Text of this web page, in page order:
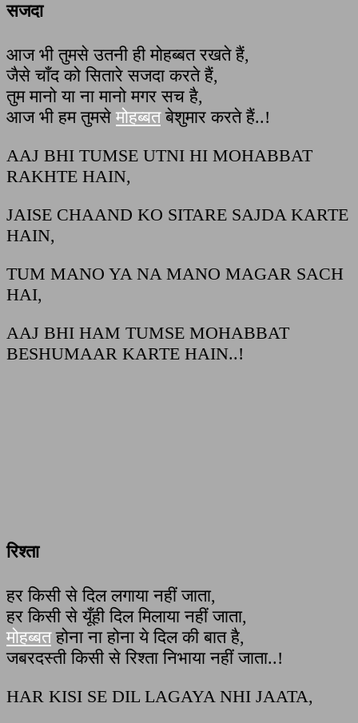
सजदा
आज भी तुमसे उतनी ही मोहब्बत रखते हैं,
जैसे चाँद को सितारे सजदा करते हैं,
तुम मानो या ना मानो मगर सच है,
आज भी हम तुमसे मोहब्बतबेशुमार करते हैं..!
AAJ BHI TUMSE UTNI HI MOHABBAT
RAKHTE HAIN,
JAISE CHAAND KO SITARE SAJDA KARTE
HAIN,
TUM MANO YA NA MANO MAGAR SACH
HAI,
AAJ BHI HAM TUMSE MOHABBAT
BESHUMAAR KARTE HAIN..!
रिश्ता
हर किसी से दिल लगाया नहीं जाता,
हर किसी से यूँही दिल मिलाया नहीं जाता,
मोहब्बतहोना ना होना ये दिल की बात है,
जबरदस्ती किसी से रिश्ता निभाया नहीं जाता..!
HAR KISI SE DIL LAGAYA NHI JAATA,